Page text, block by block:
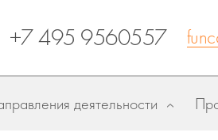
+7 495 9560557
деятельности